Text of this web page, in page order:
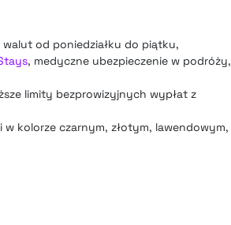
od poniedziałku do piątku,
, medyczne ubezpieczenie w podróży,
limity bezprowizyjnych wypłat z
kolorze czarnym, złotym, lawendowym,